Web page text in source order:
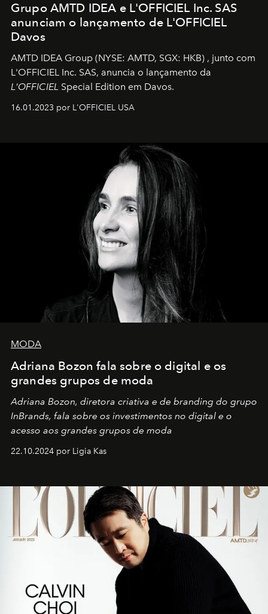
Grupo AMTD IDEA e L'OFFICIEL Inc. SAS
anunciam o lançamento de L'OFFICIEL
Davos
AMTD IDEA Group (NYSE: AMTD, SGX: HKB) , junto com
L'OFFICIEL Inc. SAS, anuncia o lançamento da
L'OFFICIEL Special Edition em Davos.
16.01.2023 por L'OFFICIEL USA
MODA
Adriana Bozon fala sobre o digital e os
grandes grupos de moda
Adriana Bozon, diretora criativa e de branding do grupo
InBrands, fala sobre os investimentos no digital e o
acesso aos grandes grupos de moda
22.10.2024 por Ligia Kas